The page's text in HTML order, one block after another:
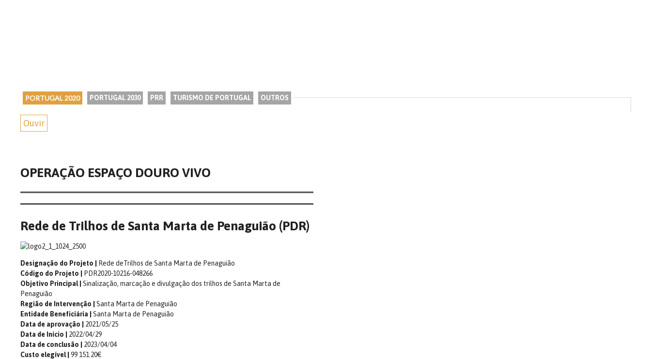
PORTUGAL 2020 PORTUGAL 2030 PRR TURISMO DE PORTUGAL OUTROS
Ouvir
OPERAÇÃO ESPAÇO DOURO VIVO
Rede de Trilhos de Santa Marta de Penaguião (PDR)
Designação do Projeto |
Rede deTrilhos de Santa Marta de Penaguião
Código do Projeto |
PDR2020-10216-048266
Objetivo Principal | Sinalização, marcação e divulgação dos trilhos de Santa Marta de
Penaguião
Região de Intervenção |
Santa Marta de Penaguião
Entidade Beneficiária |
Santa Marta de Penaguião
Data de aprovação |
2021/05/25
Data de Início |
2022/04/29
Data de conclusão |
2023/04/04
Custo elegível | 99 151.20€